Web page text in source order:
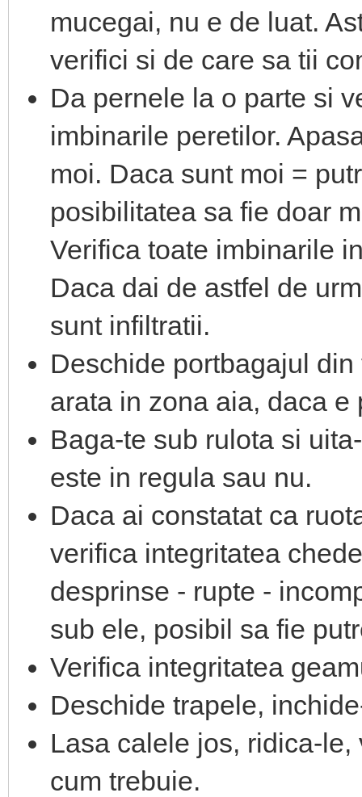
mucegai, nu e de luat.
verifici si de care sa tii
Da pernele la o parte si
imbinarile peretilor.
moi. Daca sunt moi =
posibilitatea sa fie doar
Verifica toate imbinarile
Daca dai de astfel de
sunt infiltratii.
Deschide portbagajul
arata in zona aia, daca e
Baga-te sub rulota si
este in regula sau nu.
Daca ai constatat ca
verifica integritatea
desprinse - rupte -
sub ele, posibil sa fie
Verifica integritatea
Deschide trapele,
Lasa calele jos, ridica-
cum trebuie.